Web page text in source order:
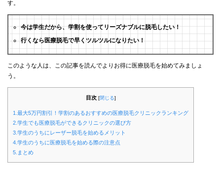
す。
今は学生だから、学割を使ってリーズナブルに脱毛したい！
行くなら医療脱毛で早くツルツルになりたい！
このような人は、この記事を読んでよりお得に医療脱毛を始めてみましょ
う。
目次 [閉じる]
1.最大5万円割引！学割のあるおすすめの医療脱毛クリニックランキング
2.学生でも医療脱毛ができるクリニックの選び方
3.学生のうちにレーザー脱毛を始めるメリット
4.学生のうちに医療脱毛を始める際の注意点
5.まとめ